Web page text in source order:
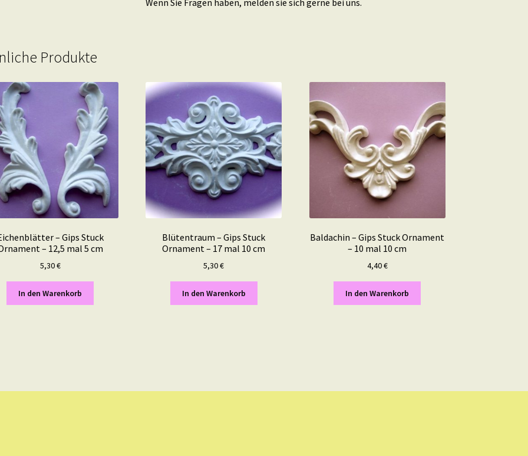
Wenn Sie Fragen haben, melden sie sich gerne bei uns.
Produkte
– Gips Stuck
– 12,5 mal 5 cm
5,30€
In den Warenkorb
Blütentraum – Gips Stuck
Ornament – 17 mal 10 cm
5,30€
In den Warenkorb
Baldachin – Gips Stuck Ornament
– 10 mal 10 cm
4,40€
In den Warenkorb